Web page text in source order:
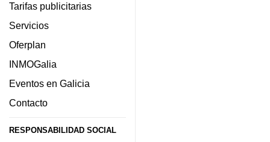
Tarifas publicitarias
Servicios
Oferplan
INMOGalia
Eventos en Galicia
Contacto
RESPONSABILIDAD SOCIAL